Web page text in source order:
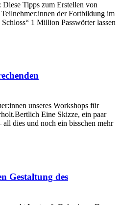
Tipps zum Erstellen von
der Fortbildung im
1 Million Passwörter lassen
unseres Workshops für
Eine Skizze, ein paar
dies und noch ein bisschen mehr
Gestaltung des